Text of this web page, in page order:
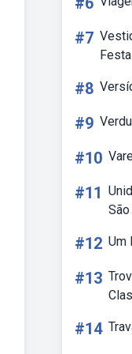
#7
Festa
#8
#9
#10
#11
#12 Um
#13
#14